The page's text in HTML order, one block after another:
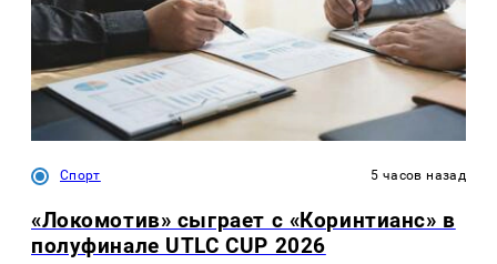
Спорт 5 часов назад
«Локомотив» сыграет с «Коринтианс» в
полуфинале UTLC CUP 2026